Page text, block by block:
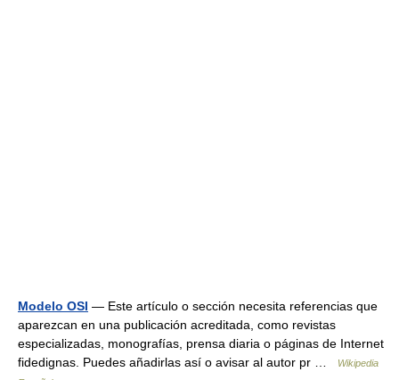
Modelo OSI — Este artículo o sección necesita referencias que
aparezcan en una publicación acreditada, como revistas
especializadas, monografías, prensa diaria o páginas de Internet
fidedignas. Puedes añadirlas así o avisar al autor pr …
Wikipedia